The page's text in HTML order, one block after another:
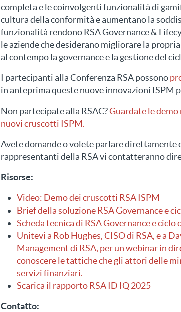
completa e le coinvolgenti funzionalità di
cultura della conformità e aumentano la
funzionalità rendono RSA Governance &
le aziende che desiderano migliorare la
al contempo la governance e la gestione del
I partecipanti alla Conferenza RSA possono
in anteprima queste nuove innovazioni ISPM
Non partecipate alla RSAC?Guardate le
nuovi cruscotti ISPM.
Avete domande o volete parlare direttamente
rappresentanti della RSA vi contatteranno
Risorse:
Video: Demo dei cruscotti RSA ISPM
Brief della soluzione RSA Governance e
Scheda tecnica di RSA Governance e ciclo
Unitevi a Rob Hughes, CISO di RSA, e a
Management di RSA, per un webinar in
conoscere le tattiche che gli attori delle
servizi finanziari.
Scarica il rapporto RSA ID IQ 2025
Contatto: